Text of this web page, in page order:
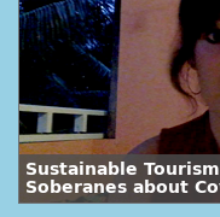
Sustainable
Soberanes about
Island